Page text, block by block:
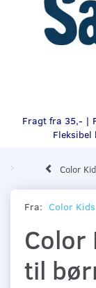
Fragt fra 35,- |
Color
Fra: Color Kids
Color
til